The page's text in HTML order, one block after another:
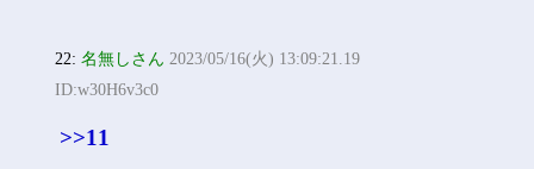
22:名無しさん 2023/05/16(火) 13:09:21.19
ID:w30H6v3c0
>>11